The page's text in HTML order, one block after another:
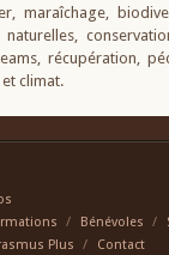
maraîchage,
récupération,
climat.
Bénévoles
Plus Contact